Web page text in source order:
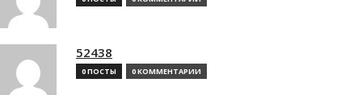
52438
0 ПОСТЫ 0 КОММЕНТАРИИ